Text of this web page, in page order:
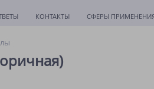
КОНТАКТЫ СФЕРЫ